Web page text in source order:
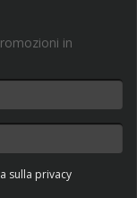
in
sulla privacy